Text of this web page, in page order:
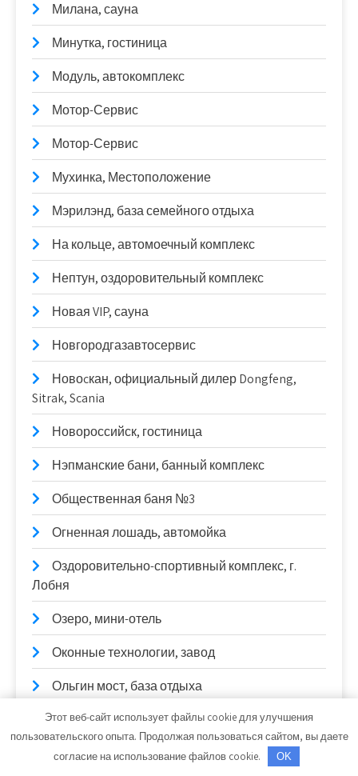
Милана, сауна
Минутка, гостиница
Модуль, автокомплекс
Мотор-Сервис
Мотор-Сервис
Мухинка, Местоположение
Мэрилэнд, база семейного отдыха
На кольце, автомоечный комплекс
Нептун, оздоровительный комплекс
Новая VIP, сауна
Новгородгазавтосервис
Новоcкан, официальный дилер Dongfeng,
Sitrak, Scania
Новороссийск, гостиница
Нэпманские бани, банный комплекс
Общественная баня №3
Огненная лошадь, автомойка
Оздоровительно-спортивный комплекс, г.
Лобня
Озеро, мини-отель
Оконные технологии, завод
Ольгин мост, база отдыха
Оскар, автомойка и шиномонтажная
мастерская
Этот веб-сайт использует файлы cookie для улучшения
пользовательского опыта. Продолжая пользоваться сайтом, вы даете
согласие на использование файлов cookie.
OK